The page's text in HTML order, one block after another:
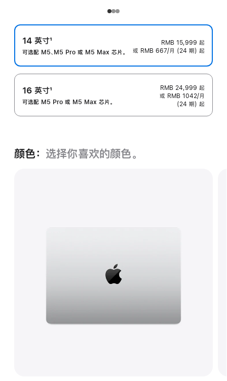
14 英寸
脚
注
1
可选配 M5、M5 Pro 或 M5 Max 芯片。
RMB 15,999 起
或 RMB 667/月 (24 期) 起
16 英寸
脚
1
可选配 M5 Pro 或 M5 Max 芯片。
RMB 24,999 起
或 RMB 1042/月
(24 期) 起
颜色： 选择你喜欢的颜色。